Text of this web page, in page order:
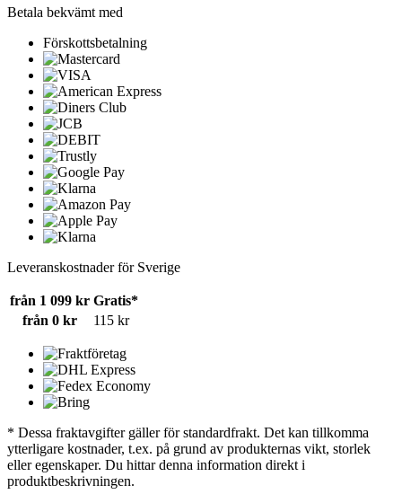
Betala bekvämt med
Förskottsbetalning
Leveranskostnader för Sverige
från 1 099 kr Gratis*
från 0 kr
115 kr
* Dessa fraktavgifter gäller för standardfrakt. Det kan tillkomma
ytterligare kostnader, t.ex. på grund av produkternas vikt, storlek
eller egenskaper. Du hittar denna information direkt i
produktbeskrivningen.